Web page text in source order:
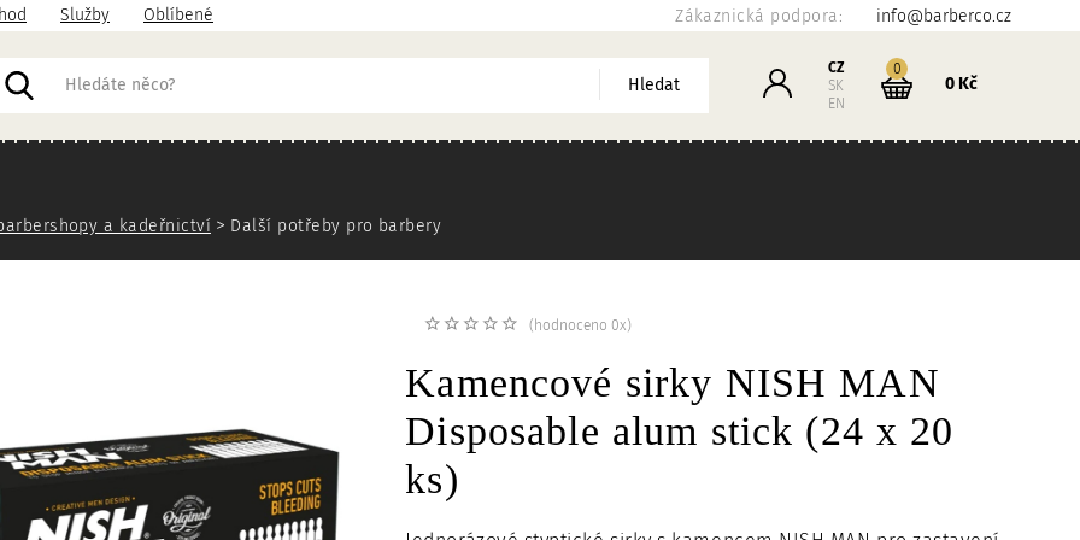
Služby Oblíbené Zákaznická podpora: info@barberco.cz
Hledat Přihlášení
CZ
SK
EN
Košík
0kusů
0 Kč
a kadeřnictví Další potřeby pro barbery
Kamencové sirky NISH MAN
Disposable alum stick (24 x 20
ks)
(hodnoceno 0x)